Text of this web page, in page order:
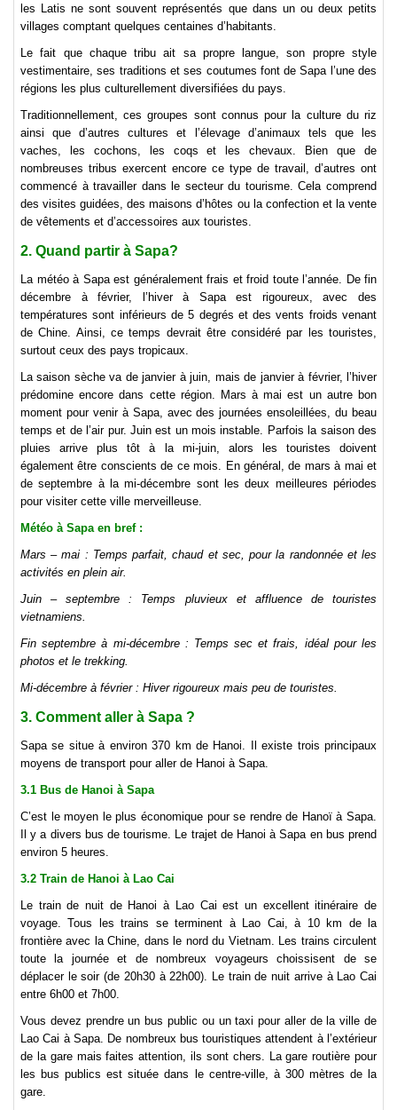
les Latis ne sont souvent représentés que dans un ou deux petits
villages comptant quelques centaines d’habitants.
Le fait que chaque tribu ait sa propre langue, son propre style
vestimentaire, ses traditions et ses coutumes font de Sapa l’une des
régions les plus culturellement diversifiées du pays.
Traditionnellement, ces groupes sont connus pour la culture du riz
ainsi que d’autres cultures et l’élevage d’animaux tels que les
vaches, les cochons, les coqs et les chevaux. Bien que de
nombreuses tribus exercent encore ce type de travail, d’autres ont
commencé à travailler dans le secteur du tourisme. Cela comprend
des visites guidées, des maisons d’hôtes ou la confection et la vente
de vêtements et d’accessoires aux touristes.
2. Quand partir à Sapa?
La météo à Sapa est généralement frais et froid toute l’année. De fin
décembre à février, l’hiver à Sapa est rigoureux, avec des
températures sont inférieurs de 5 degrés et des vents froids venant
de Chine. Ainsi, ce temps devrait être considéré par les touristes,
surtout ceux des pays tropicaux.
La saison sèche va de janvier à juin, mais de janvier à février, l’hiver
prédomine encore dans cette région. Mars à mai est un autre bon
moment pour venir à Sapa, avec des journées ensoleillées, du beau
temps et de l’air pur. Juin est un mois instable. Parfois la saison des
pluies arrive plus tôt à la mi-juin, alors les touristes doivent
également être conscients de ce mois. En général, de mars à mai et
de septembre à la mi-décembre sont les deux meilleures périodes
pour visiter cette ville merveilleuse.
Météo à Sapa en bref :
Mars – mai : Temps parfait, chaud et sec, pour la randonnée et les
activités en plein air.
Juin – septembre : Temps pluvieux et affluence de touristes
vietnamiens.
Fin septembre à mi-décembre : Temps sec et frais, idéal pour les
photos et le trekking.
Mi-décembre à février : Hiver rigoureux mais peu de touristes.
3. Comment aller à Sapa ?
Sapa se situe à environ 370 km de Hanoi. Il existe trois principaux
moyens de transport pour aller de Hanoi à Sapa.
3.1 Bus de Hanoi à Sapa
C’est le moyen le plus économique pour se rendre de Hanoï à Sapa.
Il y a divers bus de tourisme. Le trajet de Hanoi à Sapa en bus prend
environ 5 heures.
3.2 Train de Hanoi à Lao Cai
Le train de nuit de Hanoi à Lao Cai est un excellent itinéraire de
voyage. Tous les trains se terminent à Lao Cai, à 10 km de la
frontière avec la Chine, dans le nord du Vietnam. Les trains circulent
toute la journée et de nombreux voyageurs choissisent de se
déplacer le soir (de 20h30 à 22h00). Le train de nuit arrive à Lao Cai
entre 6h00 et 7h00.
Vous devez prendre un bus public ou un taxi pour aller de la ville de
Lao Cai à Sapa. De nombreux bus touristiques attendent à l’extérieur
de la gare mais faites attention, ils sont chers. La gare routière pour
les bus publics est située dans le centre-ville, à 300 mètres de la
gare.